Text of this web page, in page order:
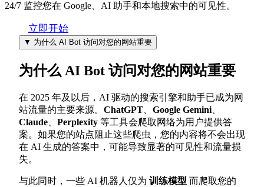
24/7 监控您在 Google、AI 助手和本地搜索中的可见性。
立即开始
▼ 为什么 AI Bot 访问对您的网站重要
为什么 AI Bot 访问对您的网站重要
在 2025 年及以后，AI 驱动的搜索引擎和助手已成为网
站流量的主要来源。 ChatGPT Google Gemini
Claude
Perplexity 等工具会爬取网络为用户提供答
案。如果您的站点阻止这些爬虫，您的内容将不会出现
在 AI 生成的答案中，可能导致显著的可见性和流量损
失。
与此同时，一些 AI 机器人仅为 训练模型 而爬取您的